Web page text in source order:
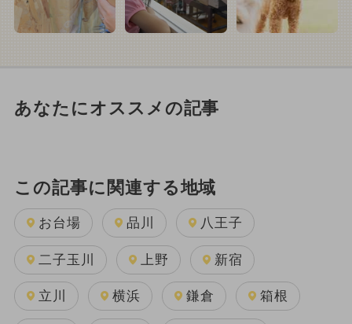
あなたにオススメの記事
この記事に関連する地域
お台場 品川 八王子
二子玉川 上野 新宿
立川 横浜 鎌倉 箱根